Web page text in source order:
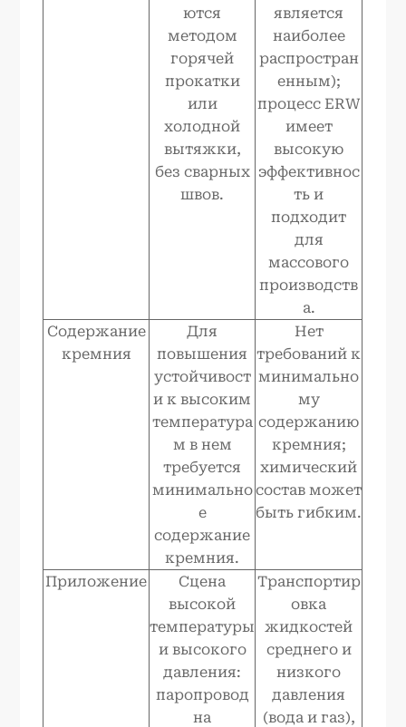
ются
методом
горячей
прокатки
или
холодной
вытяжки,
без сварных
швов.
является
наиболее
распростран
енным);
процесс ERW
имеет
высокую
эффективнос
ть и
подходит
для
массового
производств
а.
Содержание
кремния
Для
повышения
устойчивост
и к высоким
температура
м в нем
требуется
минимально
е
содержание
кремния.
Нет
требований к
минимально
му
содержанию
кремния;
химический
состав может
быть гибким.
Приложение
Сцена
высокой
температуры
и высокого
давления:
паропровод
на
Транспортир
овка
жидкостей
среднего и
низкого
давления
(вода и газ),